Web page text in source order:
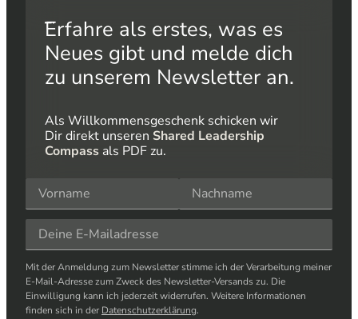
Erfahre als erstes, was es
Neues gibt und melde dich
zu unserem Newsletter an.
Als Willkommensgeschenk schicken wir
Dir direkt unseren Shared Leadership
Compass als PDF zu.
Mit der Anmeldung zum Newsletter stimme ich der Verarbeitung meiner
E-Mail-Adresse zum Zweck des Newsletter-Versands zu. Die
Einwilligung kann ich jederzeit widerrufen. Weitere Informationen
finden sich in der Datenschutzerklärung.